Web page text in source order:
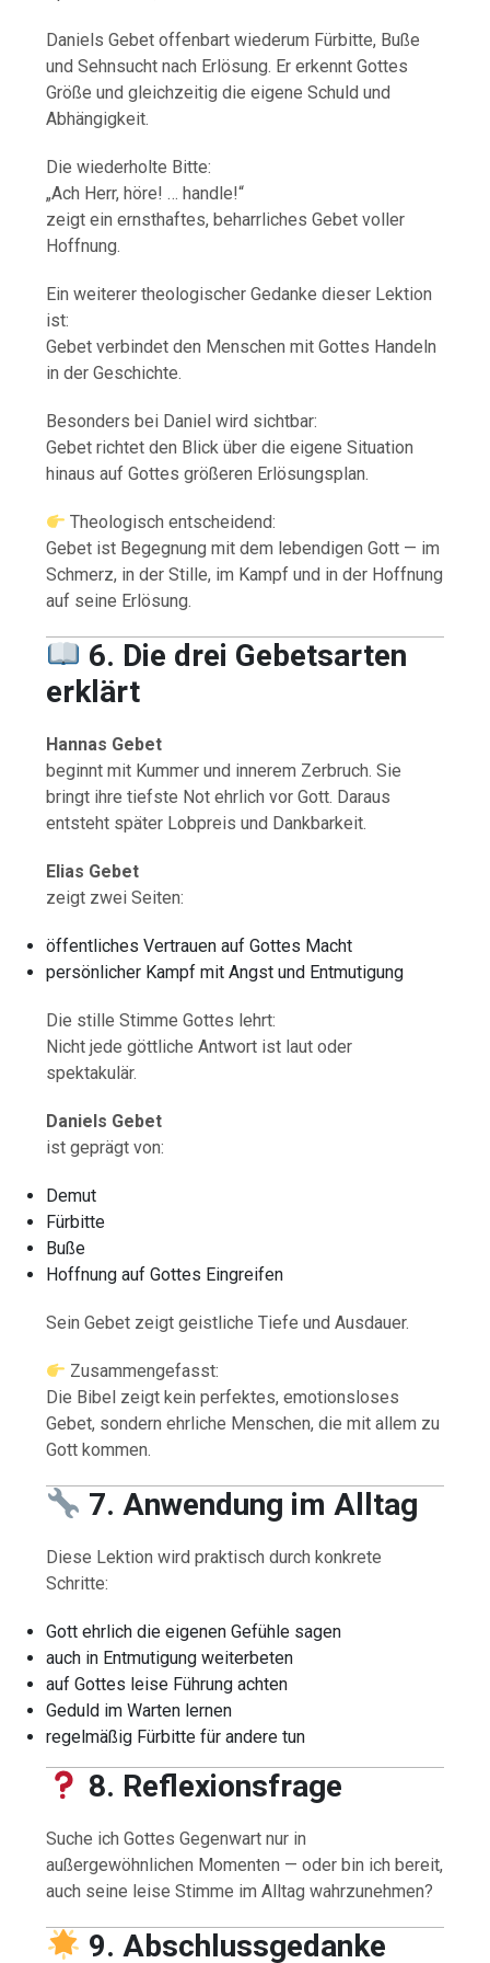
Daniels Gebet offenbart wiederum Fürbitte, Buße
und Sehnsucht nach Erlösung. Er erkennt Gottes
Größe und gleichzeitig die eigene Schuld und
Abhängigkeit.
Die wiederholte Bitte:
„Ach Herr, höre! … handle!“
zeigt ein ernsthaftes, beharrliches Gebet voller
Hoffnung.
Ein weiterer theologischer Gedanke dieser Lektion
ist:
Gebet verbindet den Menschen mit Gottes Handeln
in der Geschichte.
Besonders bei Daniel wird sichtbar:
Gebet richtet den Blick über die eigene Situation
hinaus auf Gottes größeren Erlösungsplan.
Theologisch entscheidend:
Gebet ist Begegnung mit dem lebendigen Gott — im
Schmerz, in der Stille, im Kampf und in der Hoffnung
auf seine Erlösung.
6. Die drei Gebetsarten
erklärt
Hannas Gebet
beginnt mit Kummer und innerem Zerbruch. Sie
bringt ihre tiefste Not ehrlich vor Gott. Daraus
entsteht später Lobpreis und Dankbarkeit.
Elias Gebet
zeigt zwei Seiten:
öffentliches Vertrauen auf Gottes Macht
persönlicher Kampf mit Angst und Entmutigung
Die stille Stimme Gottes lehrt:
Nicht jede göttliche Antwort ist laut oder
spektakulär.
Daniels Gebet
ist geprägt von:
Demut
Fürbitte
Buße
Hoffnung auf Gottes Eingreifen
Sein Gebet zeigt geistliche Tiefe und Ausdauer.
Zusammengefasst:
Die Bibel zeigt kein perfektes, emotionsloses
Gebet, sondern ehrliche Menschen, die mit allem zu
Gott kommen.
7. Anwendung im Alltag
Diese Lektion wird praktisch durch konkrete
Schritte:
Gott ehrlich die eigenen Gefühle sagen
auch in Entmutigung weiterbeten
auf Gottes leise Führung achten
Geduld im Warten lernen
regelmäßig Fürbitte für andere tun
8. Reflexionsfrage
Suche ich Gottes Gegenwart nur in
außergewöhnlichen Momenten — oder bin ich bereit,
auch seine leise Stimme im Alltag wahrzunehmen?
9. Abschlussgedanke